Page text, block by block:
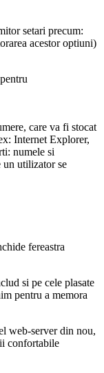
setari precum:
acestor optiuni)
care va fi stocat
Internet Explorer,
numele si
un utilizator se
fereastra
si pe cele plasate
pentru a memora
web-server din nou,
confortabile